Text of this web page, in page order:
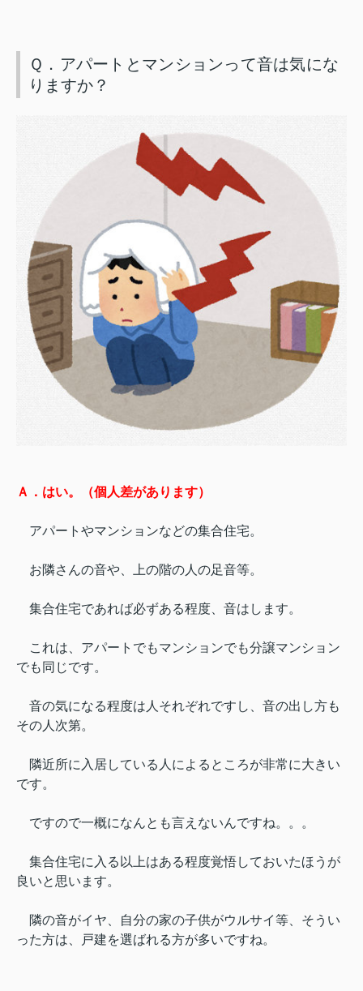
Ｑ．アパートとマンションって音は気にな
りますか？
Ａ．はい。（個人差があります）
アパートやマンションなどの集合住宅。
お隣さんの音や、上の階の人の足音等。
集合住宅であれば必ずある程度、音はします。
これは、アパートでもマンションでも分譲マンション
でも同じです。
音の気になる程度は人それぞれですし、音の出し方も
その人次第。
隣近所に入居している人によるところが非常に大きい
です。
ですので一概になんとも言えないんですね。。。
集合住宅に入る以上はある程度覚悟しておいたほうが
良いと思います。
隣の音がイヤ、自分の家の子供がウルサイ等、そうい
った方は、
戸建を選ばれる方が多いですね。